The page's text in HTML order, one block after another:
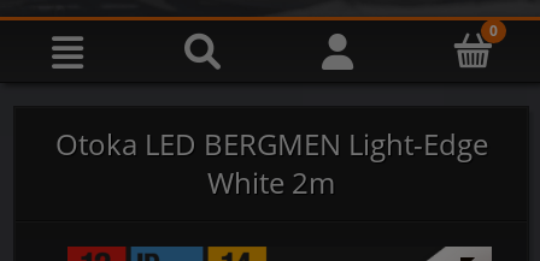
Otoka LED BERGMEN Light-Edge
White 2m